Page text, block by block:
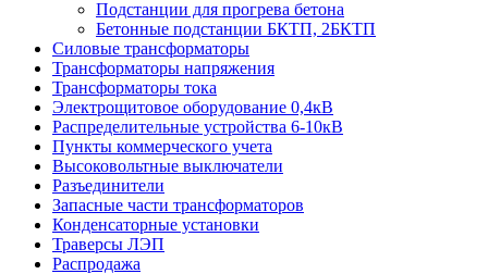
Подстанции для прогрева бетона
Бетонные подстанции БКТП, 2БКТП
Силовые трансформаторы
Трансформаторы напряжения
Трансформаторы тока
Электрощитовое оборудование 0,4кВ
Распределительные устройства 6-10кВ
Пункты коммерческого учета
Высоковольтные выключатели
Разъединители
Запасные части трансформаторов
Конденсаторные установки
Траверсы ЛЭП
Распродажа